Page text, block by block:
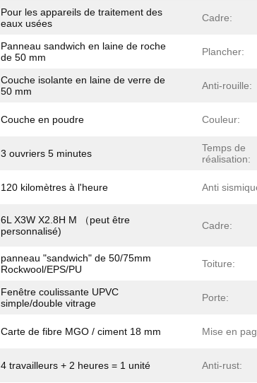
Pour les appareils de traitement des
eaux usées
Cadre:
Panneau sandwich en laine de roche
de 50 mm
Plancher:
Couche isolante en laine de verre de
50 mm
Anti-rouille:
Couche en poudre Couleur:
3 ouvriers 5 minutes
Temps de
réalisation:
120 kilomètres à l'heure Anti
6L X3W X2.8H M （peut être
personnalisé)
Cadre:
panneau "sandwich" de 50/75mm
Rockwool/EPS/PU
Toiture:
Fenêtre coulissante UPVC
simple/double vitrage
Porte:
Carte de fibre MGO / ciment 18 mm Mise en
4 travailleurs + 2 heures = 1 unité Anti-rust: